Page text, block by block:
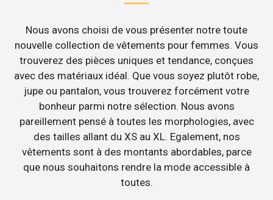
Nous avons choisi de vous présenter notre toute
nouvelle collection de vêtements pour femmes. Vous
trouverez des pièces uniques et tendance, conçues
avec des matériaux idéal. Que vous soyez plutôt robe,
jupe ou pantalon, vous trouverez forcément votre
bonheur parmi notre sélection. Nous avons
pareillement pensé à toutes les morphologies, avec
des tailles allant du XS au XL. Egalement, nos
vêtements sont à des montants abordables, parce
que nous souhaitons rendre la mode accessible à
toutes.